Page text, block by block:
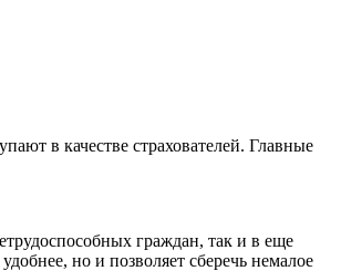
в качестве страхователей. Главные
граждан, так и в еще
но и позволяет сберечь немалое